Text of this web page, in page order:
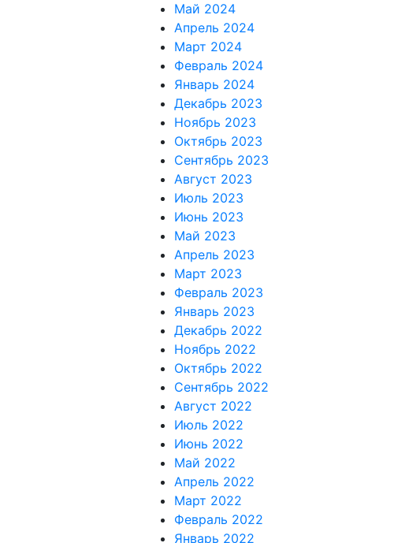
Май 2024
Апрель 2024
Март 2024
Февраль 2024
Январь 2024
Декабрь 2023
Ноябрь 2023
Октябрь 2023
Сентябрь 2023
Август 2023
Июль 2023
Июнь 2023
Май 2023
Апрель 2023
Март 2023
Февраль 2023
Январь 2023
Декабрь 2022
Ноябрь 2022
Октябрь 2022
Сентябрь 2022
Август 2022
Июль 2022
Июнь 2022
Май 2022
Апрель 2022
Март 2022
Февраль 2022
Январь 2022